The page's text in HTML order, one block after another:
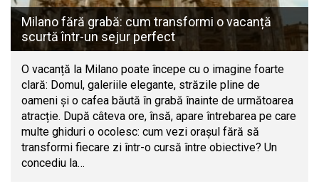
Milano fără grabă: cum transformi o vacanță
scurtă într-un sejur perfect
O vacanță la Milano poate începe cu o imagine foarte
clară: Domul, galeriile elegante, străzile pline de
oameni și o cafea băută în grabă înainte de următoarea
atracție. După câteva ore, însă, apare întrebarea pe care
multe ghiduri o ocolesc: cum vezi orașul fără să
transformi fiecare zi într-o cursă între obiective? Un
concediu la…